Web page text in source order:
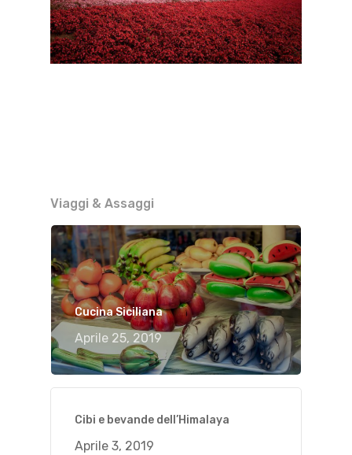
Viaggi & Assaggi
Cucina Siciliana
Aprile 25, 2019
Cibi e bevande dell’Himalaya
Aprile 3, 2019